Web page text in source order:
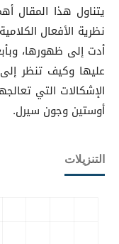
يتناول هذا المقال
نظرية الأفعال
أدت إلى ظهورها،
عليها وكيف تنظر إلى
الإشكالات التي
أوستين وجون سيرل.
التنزيلات